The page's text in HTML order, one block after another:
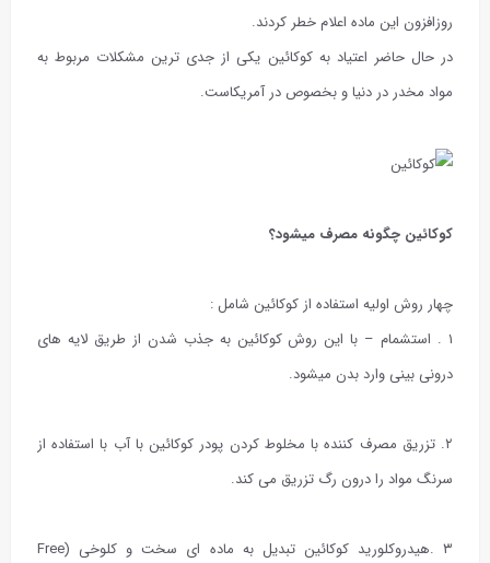
روزافزون این ماده اعلام خطر کردند.
در حال حاضر اعتیاد به کوکائین یکی از جدی ترین مشکلات مربوط به
مواد مخدر در دنیا و بخصوص در آمریکاست.
کوکائین چگونه مصرف میشود؟
چهار روش اولیه استفاده از کوکائین شامل :
۱ . استشمام – با این روش کوکائین به جذب شدن از طریق لایه های
درونی بینی وارد بدن میشود.
۲. تزریق مصرف کننده با مخلوط کردن پودر کوکائین با آب با استفاده از
سرنگ مواد را درون رگ تزریق می کند.
۳ .هیدروکلورید کوکائین تبدیل به ماده ای سخت و کلوخی (Free